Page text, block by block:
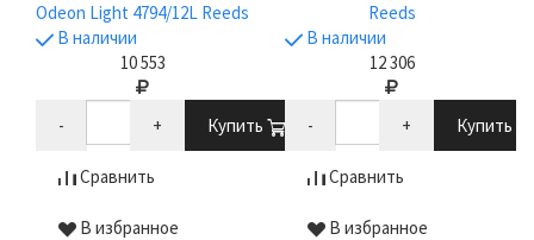
Odeon Light 4794/12L Reeds
В наличии
10 553
- + Купить
Сравнить
В избранное
Reeds
В наличии
12 306
- + Купить
Сравнить
В избранное